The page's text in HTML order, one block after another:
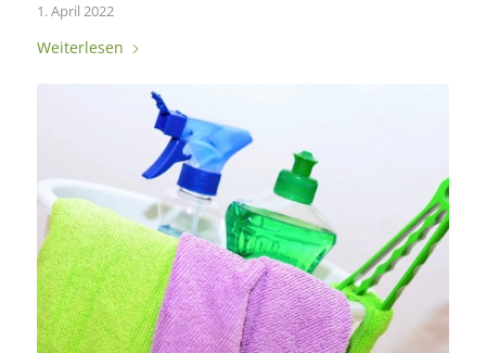
1. April 2022
Weiterlesen